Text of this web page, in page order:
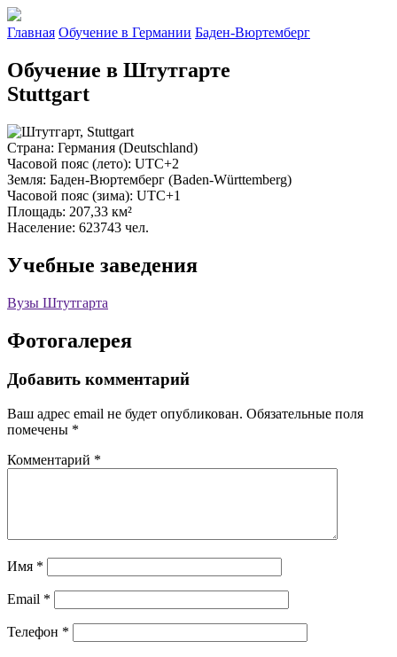
Главная Обучение в Германии Баден-Вюртемберг
Обучение в Штутгарте
Stuttgart
Страна: Германия (Deutschland)
Часовой пояс (лето): UTC+2
Земля: Баден-Вюртемберг (Baden-Württemberg)
Часовой пояс (зима): UTC+1
Площадь: 207,33 км²
Население: 623743 чел.
Учебные заведения
Вузы Штутгарта
Фотогалерея
Добавить комментарий
Ваш адрес email не будет опубликован. Обязательные поля
помечены *
Комментарий *
Имя *
Email *
Телефон *